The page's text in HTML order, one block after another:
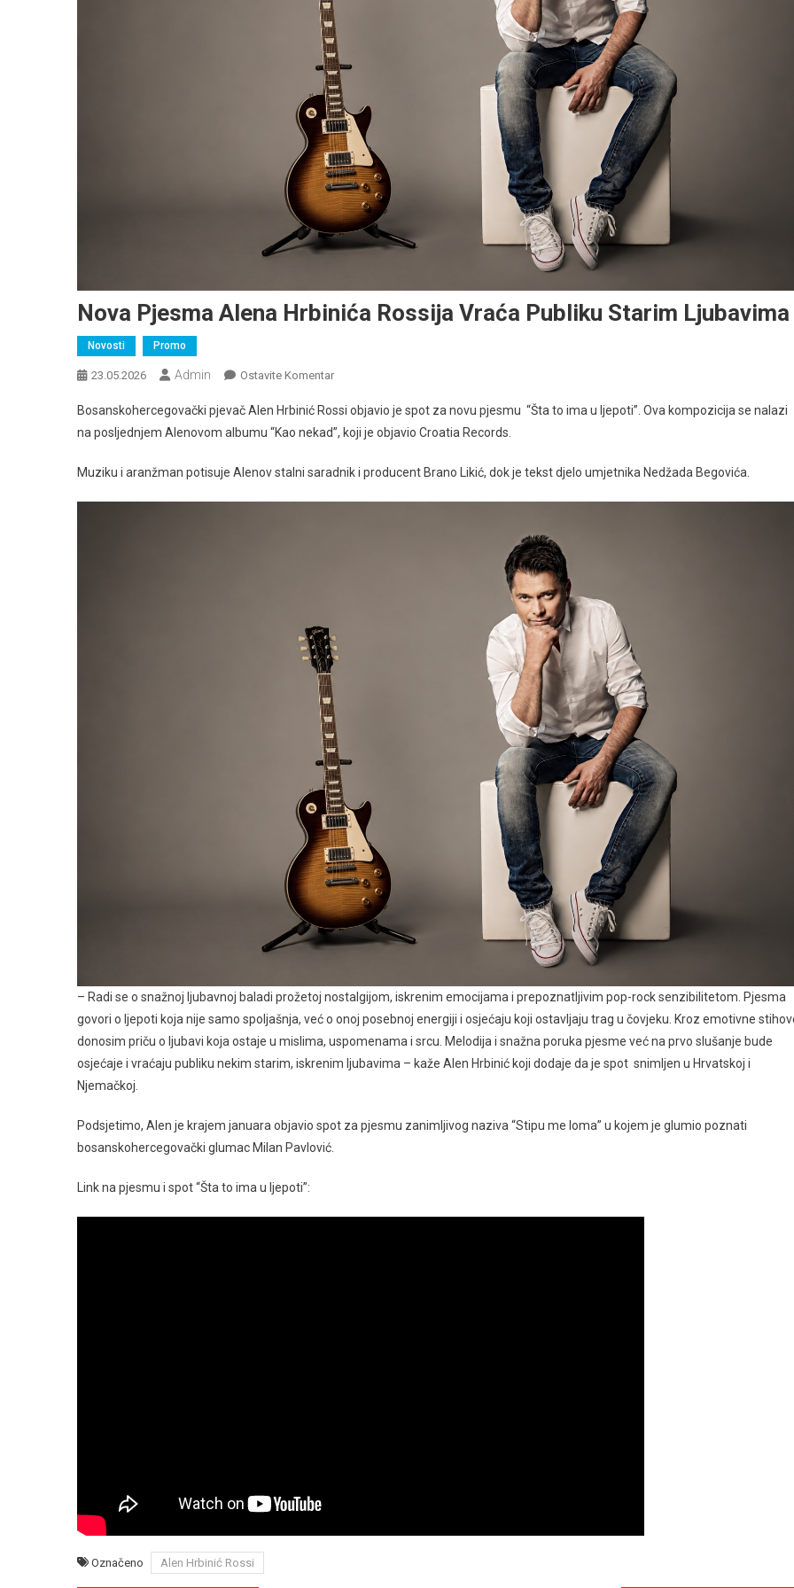
Nova Pjesma Alena Hrbinića Rossija Vraća Publiku Starim Ljubavima
Novosti Promo
23.05.2026 Admin Ostavite KomentarNa
Pjesma
Alena
Rossija
Bosanskohercegovački pjevač Alen Hrbinić Rossi objavio je spot za novu pjesmu “Šta to ima u ljepoti”. Ova kompozicija se nalazi
na posljednjem Alenovom albumu “Kao nekad”, koji je objavio Croatia Records.
Muziku i aranžman potisuje Alenov stalni saradnik i producent Brano Likić, dok je tekst djelo umjetnika Nedžada Begovića.
– Radi se o snažnoj ljubavnoj baladi prožetoj nostalgijom, iskrenim emocijama i prepoznatljivim pop-rock senzibilitetom. Pjesma
govori o ljepoti koja nije samo spoljašnja, već o onoj posebnoj energiji i osjećaju koji ostavljaju trag u čovjeku. Kroz emotivne
donosim priču o ljubavi koja ostaje u mislima, uspomenama i srcu. Melodija i snažna poruka pjesme već na prvo slušanje bude
osjećaje i vraćaju publiku nekim starim, iskrenim ljubavima – kaže Alen Hrbinić koji dodaje da je spot snimljen u Hrvatskoj i
Njemačkoj.
Podsjetimo, Alen je krajem januara objavio spot za pjesmu zanimljivog naziva “Stipu me loma” u kojem je glumio poznati
bosanskohercegovački glumac Milan Pavlović.
Link na pjesmu i spot “Šta to ima u ljepoti”:
Označeno Alen Hrbinić Rossi